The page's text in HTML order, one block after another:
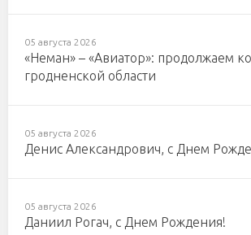
05 августа 2026
«Неман» – «Авиатор»: продолжаем
гродненской области
05 августа 2026
Денис Александрович, с Днем
05 августа 2026
Даниил Рогач, с Днем Рождения!